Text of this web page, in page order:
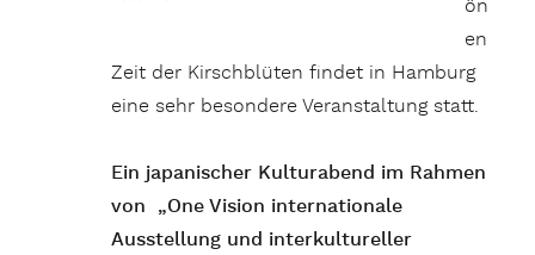
ön
en
Zeit der Kirschblüten findet in Hamburg
eine sehr besondere Veranstaltung statt.
Ein japanischer Kulturabend im Rahmen
von „One Vision internationale
Ausstellung und interkultureller